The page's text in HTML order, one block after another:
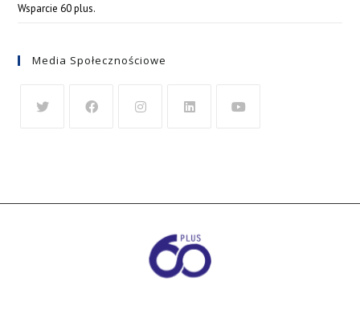
Wsparcie 60 plus.
Media Społecznościowe